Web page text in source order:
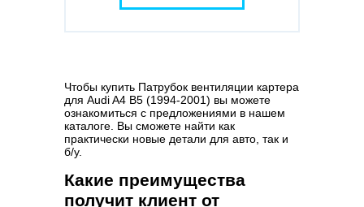
Чтобы купить Патрубок вентиляции картера
для Audi A4 B5 (1994-2001) вы можете
ознакомиться с предложениями в нашем
каталоге. Вы сможете найти как
практически новые детали для авто, так и
б/у.
Какие преимущества
получит клиент от